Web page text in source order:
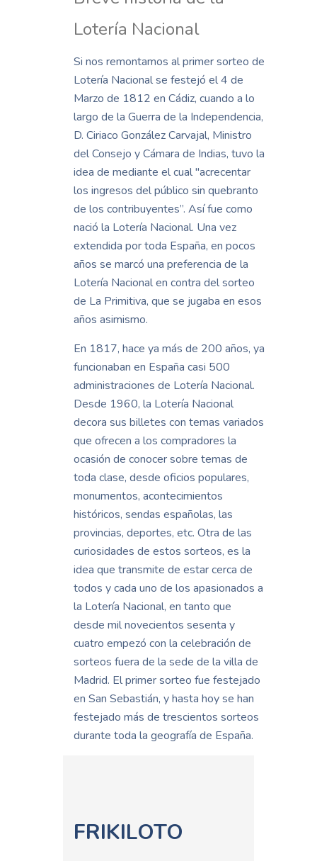
Lotería Nacional
Si nos remontamos al primer sorteo de
Lotería Nacional se festejó el 4 de
Marzo de 1812 en Cádiz, cuando a lo
largo de la Guerra de la Independencia,
D. Ciriaco González Carvajal, Ministro
del Consejo y Cámara de Indias, tuvo la
idea de mediante el cual "acrecentar
los ingresos del público sin quebranto
de los contribuyentes”. Así fue como
nació la Lotería Nacional. Una vez
extendida por toda España, en pocos
años se marcó una preferencia de la
Lotería Nacional en contra del sorteo
de La Primitiva, que se jugaba en esos
años asimismo.
En 1817, hace ya más de 200 años, ya
funcionaban en España casi 500
administraciones de Lotería Nacional.
Desde 1960, la Lotería Nacional
decora sus billetes con temas variados
que ofrecen a los compradores la
ocasión de conocer sobre temas de
toda clase, desde oficios populares,
monumentos, acontecimientos
históricos, sendas españolas, las
provincias, deportes, etc. Otra de las
curiosidades de estos sorteos, es la
idea que transmite de estar cerca de
todos y cada uno de los apasionados a
la Lotería Nacional, en tanto que
desde mil novecientos sesenta y
cuatro empezó con la celebración de
sorteos fuera de la sede de la villa de
Madrid. El primer sorteo fue festejado
en San Sebastián, y hasta hoy se han
festejado más de trescientos sorteos
durante toda la geografía de España.
FRIKILOTO